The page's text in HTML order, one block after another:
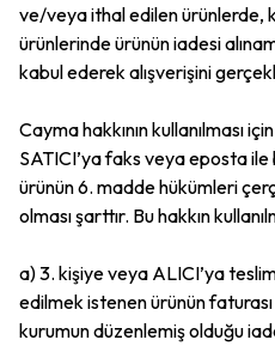
ve/veya ithal edilen ürünlerde,
ürünlerinde ürünün iadesi
kabul ederek alışverişini
Cayma hakkının kullanılması
SATICI’ya faks veya eposta ile
ürünün 6. madde hükümleri
olması şarttır. Bu hakkın
a) 3. kişiye veya ALICI’ya
edilmek istenen ürünün
kurumun düzenlemiş olduğu